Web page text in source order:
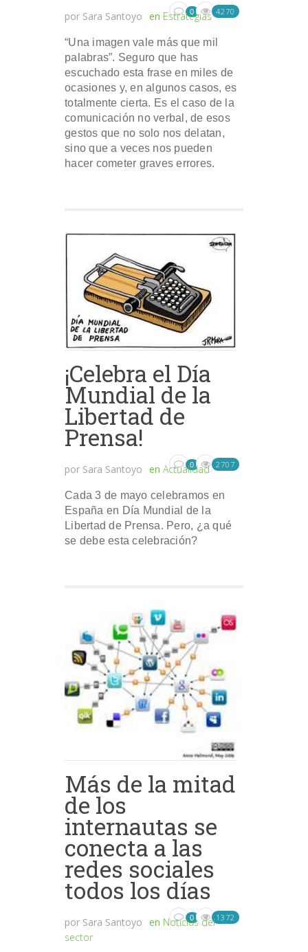
por Sara Santoyo en Estrategias
0 4270
“Una imagen vale más que mil
palabras”. Seguro que has
escuchado esta frase en miles de
ocasiones y, en algunos casos, es
totalmente cierta. Es el caso de la
comunicación no verbal, de esos
gestos que no solo nos delatan,
sino que a veces nos pueden
hacer cometer graves errores.
¡Celebra el Día
Mundial de la
Libertad de
Prensa!
por Sara Santoyo en Actualidad
0 2707
Cada 3 de mayo celebramos en
España en Día Mundial de la
Libertad de Prensa. Pero, ¿a qué
se debe esta celebración?
Más de la mitad
de los
internautas se
conecta a las
redes sociales
todos los días
por Sara Santoyo en Noticias del
sector
0 1372